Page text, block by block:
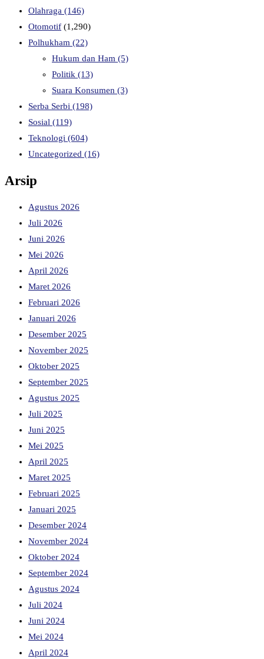
Olahraga (146)
Otomotif (1,290)
Polhukham (22)
Hukum dan Ham (5)
Politik (13)
Suara Konsumen (3)
Serba Serbi (198)
Sosial (119)
Teknologi (604)
Uncategorized (16)
Arsip
Agustus 2026
Juli 2026
Juni 2026
Mei 2026
April 2026
Maret 2026
Februari 2026
Januari 2026
Desember 2025
November 2025
Oktober 2025
September 2025
Agustus 2025
Juli 2025
Juni 2025
Mei 2025
April 2025
Maret 2025
Februari 2025
Januari 2025
Desember 2024
November 2024
Oktober 2024
September 2024
Agustus 2024
Juli 2024
Juni 2024
Mei 2024
April 2024